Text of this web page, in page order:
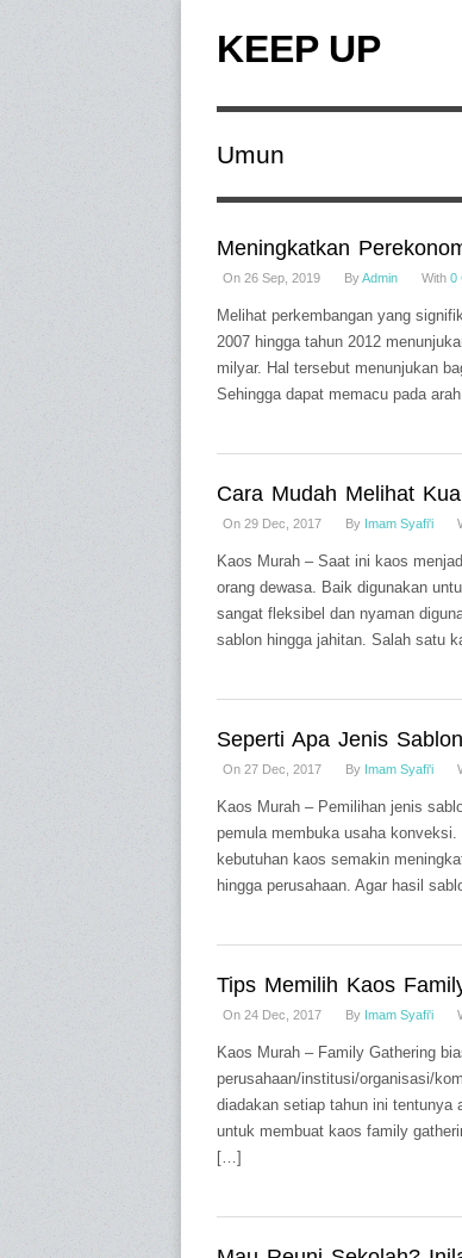
KEEP UP
Umun
Meningkatkan
On 26 Sep, 2019 ByAdmin With 0
Melihat perkembangan yang
2007 hingga tahun 2012
milyar. Hal tersebut menunjukan
Sehingga dapat memacu pada
Cara Mudah Melihat
On 29 Dec, 2017 By Imam Syafi'i
Kaos Murah – Saat ini kaos
orang dewasa. Baik digunakan
sangat fleksibel dan nyaman
sablon hingga jahitan. Salah satu
Seperti Apa Jenis
On 27 Dec, 2017 By Imam Syafi'i
Kaos Murah – Pemilihan jenis
pemula membuka usaha
kebutuhan kaos semakin
hingga perusahaan. Agar hasil
Tips Memilih Kaos
On 24 Dec, 2017 By Imam Syafi'i
Kaos Murah – Family Gathering
perusahaan/institusi/organisasi/
diadakan setiap tahun ini tentunya
untuk membuat kaos family
[…]